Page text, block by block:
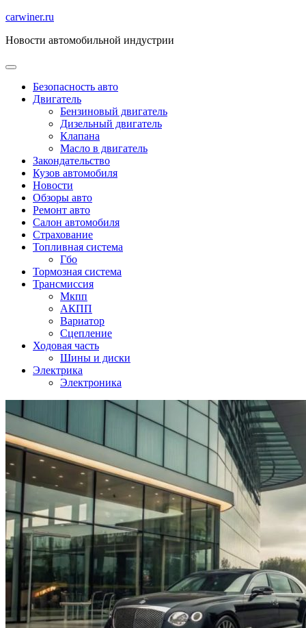
Перейти
содержимому
carwiner.ru
Новости автомобильной индустрии
Безопасность авто
Двигатель
Бензиновый двигатель
Дизельный двигатель
Клапана
Масло в двигатель
Закондательство
Кузов автомобиля
Новости
Обзоры авто
Ремонт авто
Салон автомобиля
Страхование
Топливная система
Гбо
Тормозная система
Трансмиссия
Мкпп
АКПП
Вариатор
Сцепление
Ходовая часть
Шины и диски
Электрика
Электроника